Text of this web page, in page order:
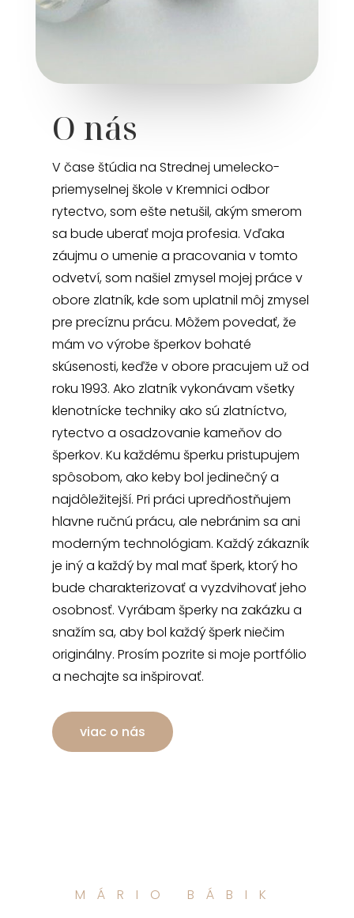
O nás
V čase štúdia na Strednej umelecko-
priemyselnej škole v Kremnici odbor
rytectvo, som ešte netušil, akým smerom
sa bude uberať moja profesia. Vďaka
záujmu o umenie a pracovania v tomto
odvetví, som našiel zmysel mojej práce v
obore zlatník, kde som uplatnil môj zmysel
pre precíznu prácu. Môžem povedať, že
mám vo výrobe šperkov bohaté
skúsenosti, keďže v obore pracujem už od
roku 1993. Ako zlatník vykonávam všetky
klenotnícke techniky ako sú zlatníctvo,
rytectvo a osadzovanie kameňov do
šperkov. Ku každému šperku pristupujem
spôsobom, ako keby bol jedinečný a
najdôležitejší. Pri práci upredňostňujem
hlavne ručnú prácu, ale nebránim sa ani
moderným technológiam. Každý zákazník
je iný a každý by mal mať šperk, ktorý ho
bude charakterizovať a vyzdvihovať jeho
osobnosť. Vyrábam šperky na zakázku a
snažím sa, aby bol každý šperk niečim
originálny. Prosím pozrite si moje portfólio
a nechajte sa inšpirovať.
viac o nás
MÁRIO BÁBIK